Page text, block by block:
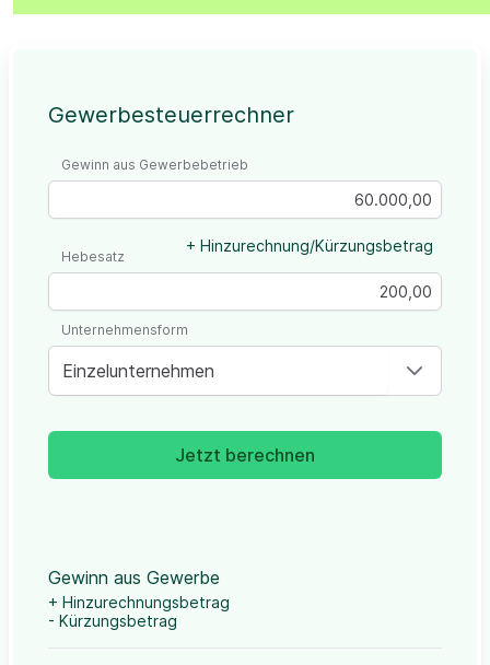
Gewerbesteuerrechner
Gewinn aus Gewerbebetrieb
+ Hinzurechnung/Kürzungsbetrag
Hebesatz
Einzelunternehmen
Unternehmensform
Jetzt berechnen
Gewinn aus Gewerbe
+ Hinzurechnungsbetrag
- Kürzungsbetrag